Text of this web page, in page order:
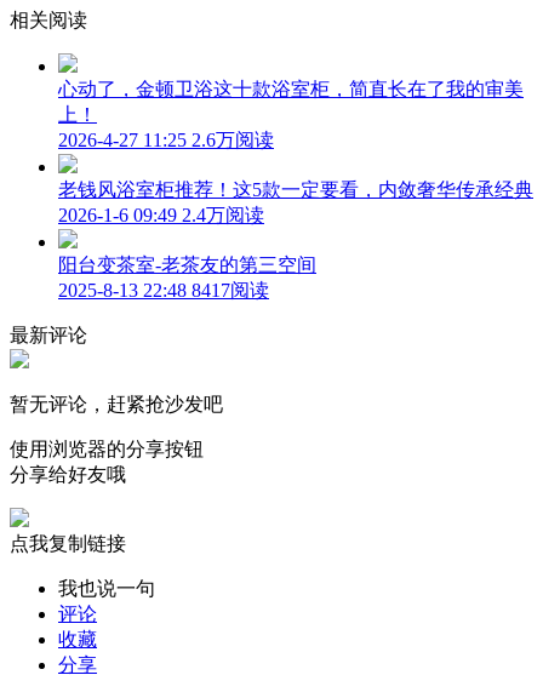
相关阅读
心动了，金顿卫浴这十款浴室柜，简直长在了我的审美
上！
2026-4-27 11:25 2.6万阅读
老钱风浴室柜推荐！这5款一定要看，内敛奢华传承经典
2026-1-6 09:49 2.4万阅读
阳台变茶室-老茶友的第三空间
2025-8-13 22:48 8417阅读
最新评论
暂无评论，赶紧抢沙发吧
使用浏览器的分享按钮
分享给好友哦
点我复制链接
我也说一句
评论
收藏
分享